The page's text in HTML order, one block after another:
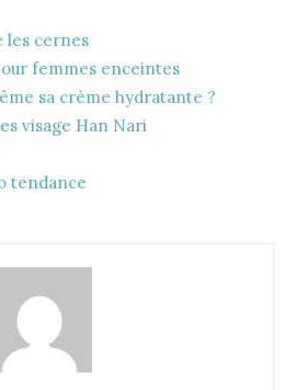
les cernes
femmes enceintes
sa crème hydratante ?
visage Han Nari
tendance